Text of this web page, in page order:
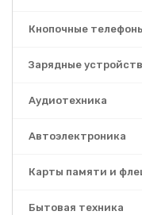
Кнопочные
Зарядные
Аудиотехника
Автоэлектроника
Карты памяти и
Бытовая техника